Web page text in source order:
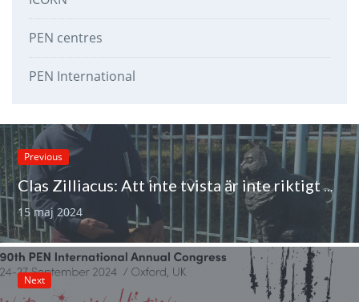
PEN centres
PEN International
Previous
Clas Zilliacus: Att inte tvista är inte riktigt klokt
15 maj 2024
Next